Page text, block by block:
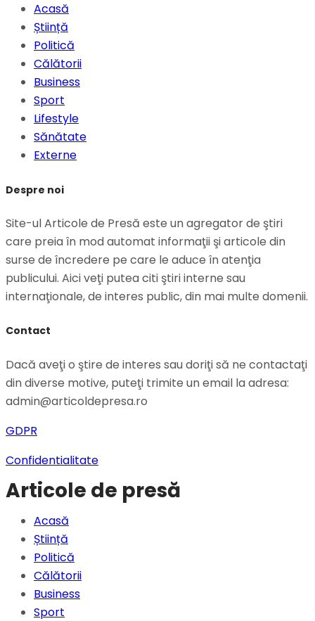
Acasă
Știință
Politică
Călătorii
Business
Sport
Lifestyle
Sănătate
Externe
Despre noi
Site-ul Articole de Presă este un agregator de ştiri
care preia în mod automat informaţii şi articole din
surse de încredere pe care le aduce în atenţia
publicului. Aici veţi putea citi ştiri interne sau
internaţionale, de interes public, din mai multe domenii.
Contact
Dacă aveţi o ştire de interes sau doriţi să ne contactaţi
din diverse motive, puteţi trimite un email la adresa:
admin@articoldepresa.ro
GDPR
Confidentialitate
Articole de presă
Acasă
Știință
Politică
Călătorii
Business
Sport